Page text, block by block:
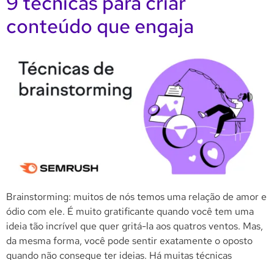
conteúdo que engaja
Brainstorming: muitos de nós temos uma relação de amor e
ódio com ele. É muito gratificante quando você tem uma
ideia tão incrível que quer gritá-la aos quatros ventos. Mas,
da mesma forma, você pode sentir exatamente o oposto
quando não consegue ter ideias. Há muitas técnicas